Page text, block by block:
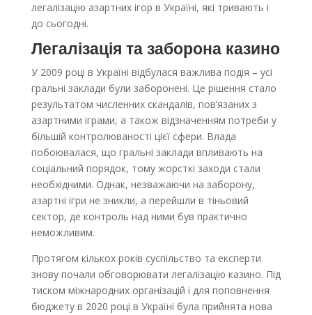
легалізацію азартних ігор в Україні, які тривають і
до сьогодні.
Легалізація та заборона казино
У 2009 році в Україні відбулася важлива подія – усі
гральні заклади були заборонені. Це рішення стало
результатом численних скандалів, пов’язаних з
азартними іграми, а також відзначенням потреби у
більшій контролюваності цієї сфери. Влада
побоювалася, що гральні заклади впливають на
соціальний порядок, тому жорсткі заходи стали
необхідними. Однак, незважаючи на заборону,
азартні ігри не зникли, а перейшли в тіньовий
сектор, де контроль над ними був практично
неможливим.
Протягом кількох років суспільство та експерти
знову почали обговорювати легалізацію казино. Під
тиском міжнародних організацій і для поповнення
бюджету в 2020 році в Україні була прийнята нова